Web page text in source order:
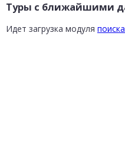
Туры с ближайшими
Идет загрузка модуля